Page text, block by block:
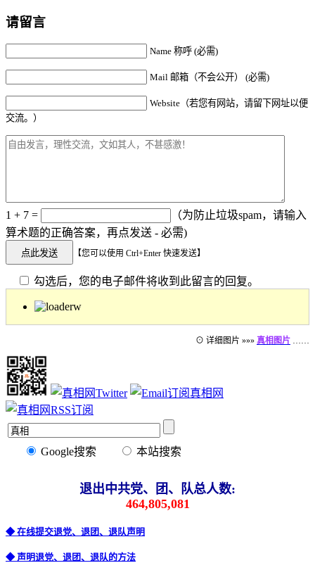
请留言
Name 称呼 (必需)
Mail 邮箱（不会公开） (必需)
Website（若您有网站，请留下网址以便
交流。）
1 + 7 =
（为防止垃圾spam，请输入
算术题的正确答案，再点发送 - 必需)
【您可以使用 Ctrl+Enter 快速发送】
勾选后，您的电子邮件将收到此留言的回复。
⊙ 详细图片 »»» 真相图片
Google搜索 本站搜索
退出中共党、团、队总人数:
464,805,081
◆ 在线提交退党、退团、退队声明
◆ 声明退党、退团、退队的方法